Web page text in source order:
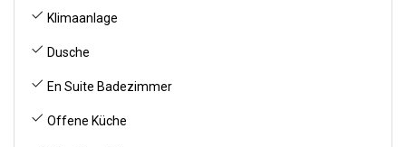
Klimaanlage
Dusche
En Suite Badezimmer
Offene Küche